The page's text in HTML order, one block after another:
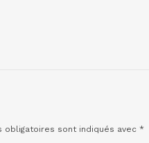
obligatoires sont indiqués avec *